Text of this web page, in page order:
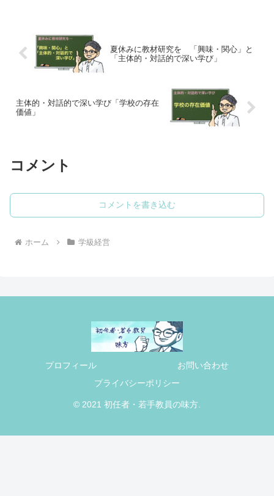
夏休みに教材研究を 「興味・関心」と
「主体的・対話的で深い学び」
主体的・対話的で深い学び「学校の存在
価値」
コメント
コメントを書き込む
ホーム 学級経営
プロフィール
お問い合わせ
プライバシーポリシー
© 2021 初任者・若手教員の味方.